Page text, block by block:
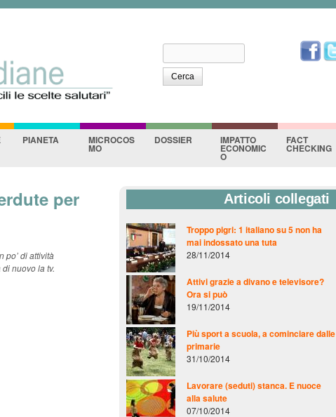
Form di ricerca
PIANETA MICROCOS
MO
DOSSIER IMPATTO
ECONOMIC
O
FACT
CHECKING
per
po’ di attività
nuovo la tv.
Articoli collegati
Troppo pigri: 1 italiano su 5 non ha
mai indossato una tuta
28/11/2014
Attivi grazie a divano e televisore?
Ora si può
19/11/2014
Più sport a scuola, a cominciare dalle
primarie
31/10/2014
Lavorare (seduti) stanca. E nuoce
alla salute
07/10/2014